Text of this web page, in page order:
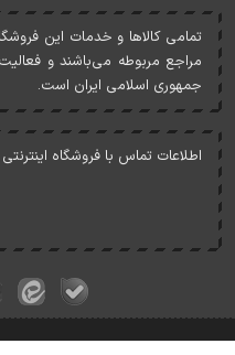
تمامی کالاها و خدمات اين
مراجع مربوطه می‌باشند و
جمهوری اسلامی ايران است.
اطلاعات تماس با فروشگاه